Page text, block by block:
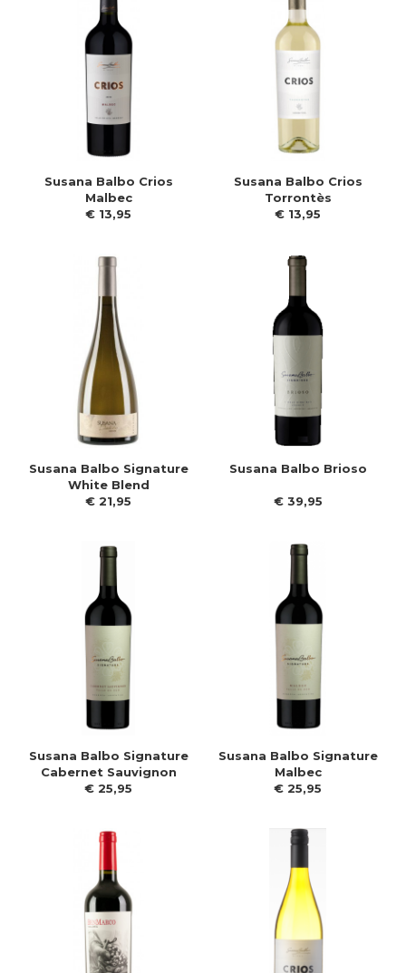
Susana Balbo Crios
Malbec
€ 13,95
Susana Balbo Crios
Torrontès
€ 13,95
Susana Balbo Signature
White Blend
€ 21,95
Susana Balbo Brioso
€ 39,95
Susana Balbo Signature
Cabernet Sauvignon
€ 25,95
Susana Balbo Signature
Malbec
€ 25,95